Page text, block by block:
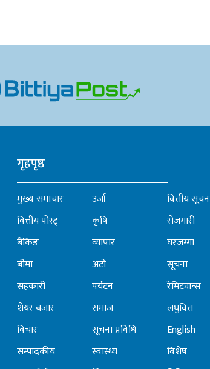
गृहपृष्ठ
मुख्य समाचार
वित्तीय पोस्ट्
बैंकिङ
बीमा
सहकारी
शेयर बजार
विचार
सम्पादकीय
उर्जा
कृषि
व्यापार
अटो
पर्यटन
समाज
सूचना प्रविधि
स्वास्थ्य
वित्तीय
रोजगारी
घरजग्गा
सूचना
रेमिट्यान्स
लघुवित्त
English
विशेष